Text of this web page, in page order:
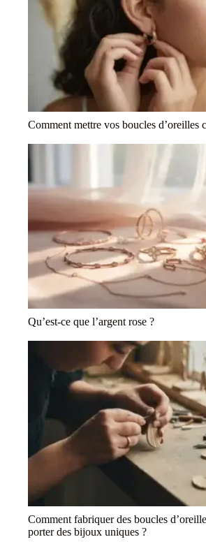
Comment mettre vos boucles d’oreilles
Qu’est-ce que l’argent rose ?
Comment fabriquer des boucles
porter des bijoux uniques ?